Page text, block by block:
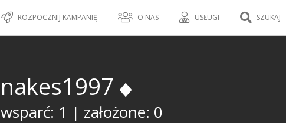
ROZPOCZNIJ KAMPANIĘ O NAS USŁUGI SZUKAJ
nakes1997
wsparć: 1 | założone: 0